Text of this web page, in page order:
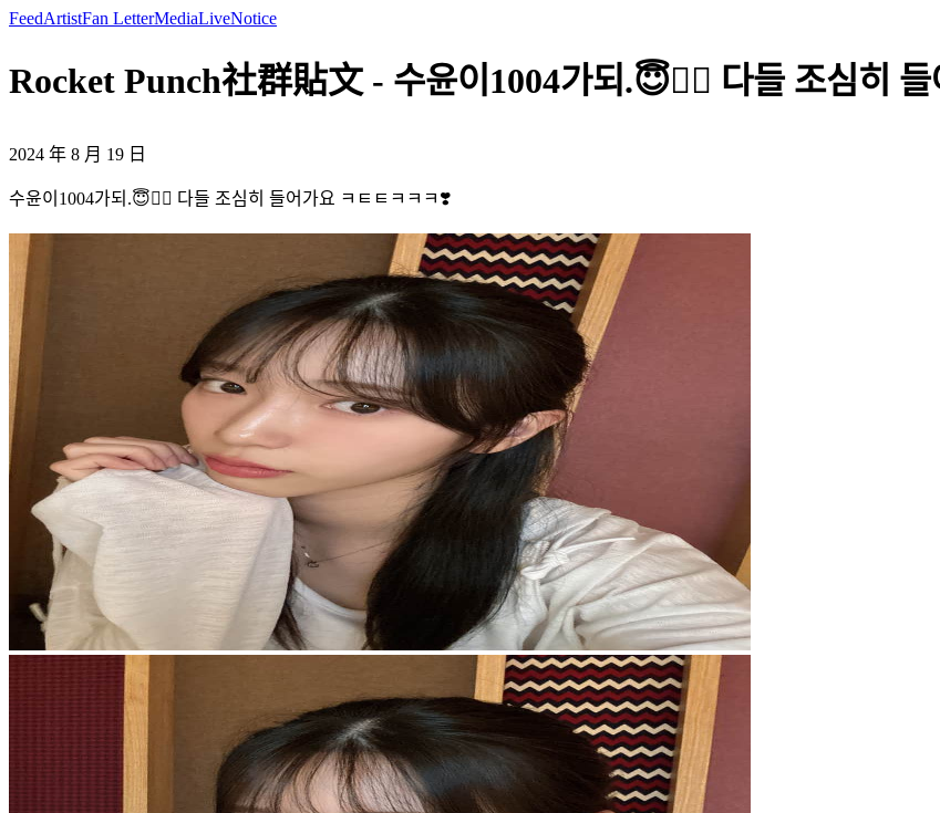
FeedArtistFan LetterMediaLiveNotice
Rocket Punch社群貼文 - 수윤이1004가되.😇❤️‍🔥 다들 조심히
2024 年 8 月 19 日
수윤이1004가되.😇❤️‍🔥 다들 조심히 들어가요 ㅋㅌㅌㅋㅋㅋ❣️